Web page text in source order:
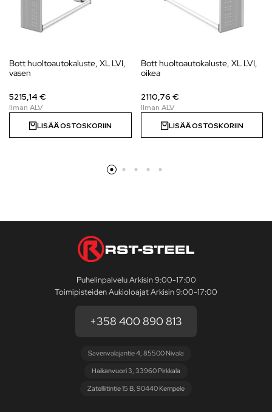
Bott huoltoautokaluste, XL LVI,
vasen
5215,14 €
LISÄÄ OSTOSKORIIN
Bott huoltoautokaluste, XL LVI,
oikea
2110,76 €
LISÄÄ OSTOSKORIIN
Puhelinpalvelu Arkisin 9:00-17:00
Toimipisteiden Aukioloajat Arkisin 9:00-17:00
+358 400 890 813
Savenvalajantie 4, 85500 Nivala
Haikanvuori 3, 33960 Pirkkala
Zatelliitintie 15 B, 90440 Kempele